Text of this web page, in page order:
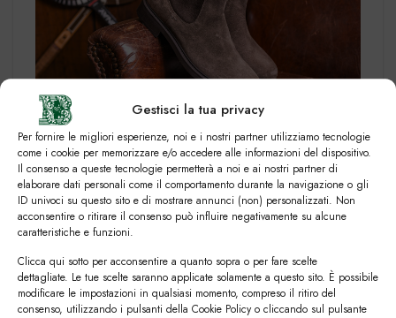
Gestisci la tua privacy
Per fornire le migliori esperienze, noi e i nostri partner utilizziamo tecnologie
come i cookie per memorizzare e/o accedere alle informazioni del dispositivo.
Il consenso a queste tecnologie permetterà a noi e ai nostri partner di
elaborare dati personali come il comportamento durante la navigazione o gli
ID univoci su questo sito e di mostrare annunci (non) personalizzati. Non
acconsentire o ritirare il consenso può influire negativamente su alcune
caratteristiche e funzioni.
Clicca qui sotto per acconsentire a quanto sopra o per fare scelte
dettagliate. Le tue scelte saranno applicate solamente a questo sito. È possibile
modificare le impostazioni in qualsiasi momento, compreso il ritiro del
consenso, utilizzando i pulsanti della Cookie Policy o cliccando sul pulsante
Chelsea Boots in camoscio
Monk Strap:
LaMonk Strapè una di quelle calzature che porta
indossata da tutti, il suo stile e il design particolare
infatti sono molto apprezzati dai dandy